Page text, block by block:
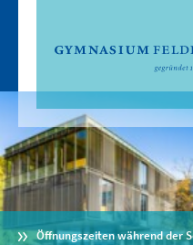
Öffnungszeiten während der